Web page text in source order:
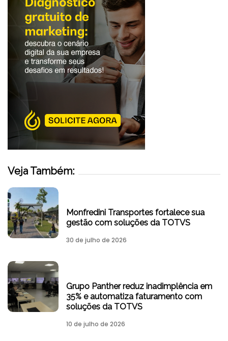
Veja Também:
Monfredini Transportes fortalece sua
gestão com soluções da TOTVS
30 de julho de 2026
Grupo Panther reduz inadimplência em
35% e automatiza faturamento com
soluções da TOTVS
10 de julho de 2026